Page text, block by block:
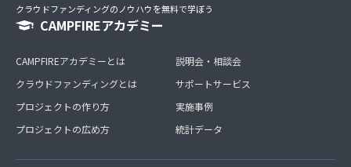
クラウドファンディングのノウハウを無料で学ぼう
CAMPFIREアカデミー
CAMPFIREアカデミーとは
クラウドファンディングとは
プロジェクトの作り方
プロジェクトの広め方
説明会・相談会
サポートサービス
実施事例
統計データ